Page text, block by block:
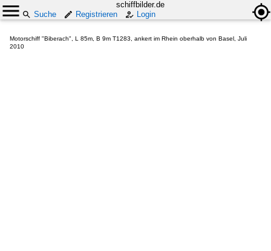
schiffbilder.de
Suche
Registrieren Login
Motorschiff "Biberach", L 85m, B 9m T1283, ankert im Rhein oberhalb von Basel, Juli
2010